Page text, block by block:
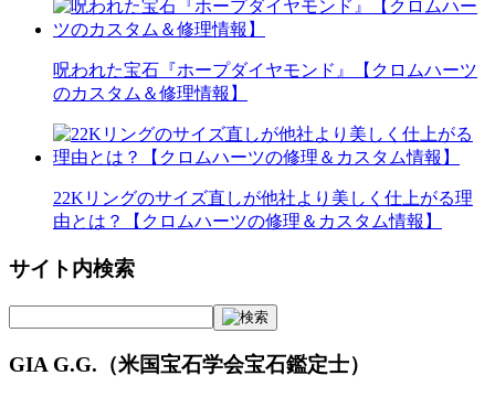
呪われた宝石『ホープダイヤモンド』【クロムハーツ
のカスタム＆修理情報】
22Kリングのサイズ直しが他社より美しく仕上がる理
由とは？【クロムハーツの修理＆カスタム情報】
サイト内検索
GIA G.G.（米国宝石学会宝石鑑定士）